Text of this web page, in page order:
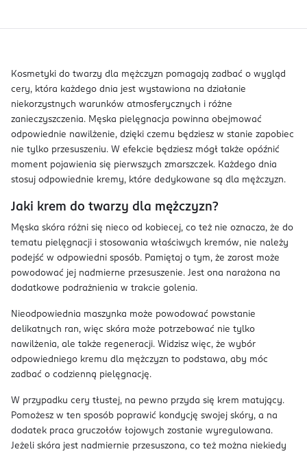
Kosmetyki do twarzy dla mężczyzn pomagają zadbać o wygląd
cery, która każdego dnia jest wystawiona na działanie
niekorzystnych warunków atmosferycznych i różne
zanieczyszczenia. Męska pielęgnacja powinna obejmować
odpowiednie nawilżenie, dzięki czemu będziesz w stanie zapobiec
nie tylko przesuszeniu. W efekcie będziesz mógł także opóźnić
moment pojawienia się pierwszych zmarszczek. Każdego dnia
stosuj odpowiednie kremy, które dedykowane są dla mężczyzn.
Jaki krem do twarzy dla mężczyzn?
Męska skóra różni się nieco od kobiecej, co też nie oznacza, że do
tematu pielęgnacji i stosowania właściwych kremów, nie należy
podejść w odpowiedni sposób. Pamiętaj o tym, że zarost może
powodować jej nadmierne przesuszenie. Jest ona narażona na
dodatkowe podrażnienia w trakcie golenia.
Nieodpowiednia maszynka może powodować powstanie
delikatnych ran, więc skóra może potrzebować nie tylko
nawilżenia, ale także regeneracji. Widzisz więc, że wybór
odpowiedniego kremu dla mężczyzn to podstawa, aby móc
zadbać o codzienną pielęgnację.
W przypadku cery tłustej, na pewno przyda się krem matujący.
Pomożesz w ten sposób poprawić kondycję swojej skóry, a na
dodatek praca gruczołów łojowych zostanie wyregulowana.
Jeżeli skóra jest nadmiernie przesuszona, co też można niekiedy